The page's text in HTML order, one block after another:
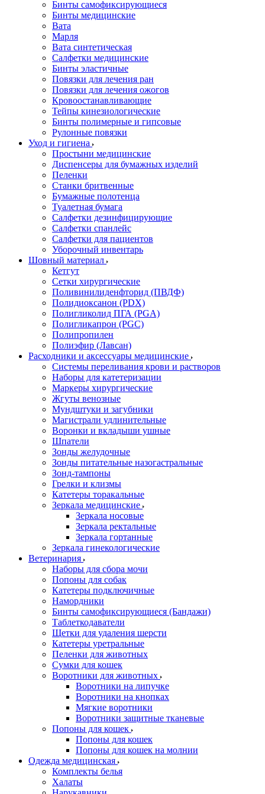
Бинты самофиксирующиеся
Бинты медицинские
Вата
Марля
Вата синтетическая
Салфетки медицинские
Бинты эластичные
Повязки для лечения ран
Повязки для лечения ожогов
Кровоостанавливающие
Тейпы кинезиологические
Бинты полимерные и гипсовые
Рулонные повязки
Уход и гигиена
Простыни медицинские
Диспенсеры для бумажных изделий
Пеленки
Станки бритвенные
Бумажные полотенца
Туалетная бумага
Салфетки дезинфицирующие
Салфетки спанлейс
Салфетки для пациентов
Уборочный инвентарь
Шовный материал
Кетгут
Сетки хирургические
Поливинилиденфторид (ПВДФ)
Полидиоксанон (PDX)
Полигликолид ПГА (PGA)
Полигликапрон (PGC)
Полипропилен
Полиэфир (Лавсан)
Расходники и аксессуары медицинские
Системы переливания крови и растворов
Наборы для катетеризации
Маркеры хирургические
Жгуты венозные
Мундштуки и загубники
Магистрали удлинительные
Воронки и вкладыши ушные
Шпатели
Зонды желудочные
Зонды питательные назогастральные
Зонд-тампоны
Грелки и клизмы
Катетеры торакальные
Зеркала медицинские
Зеркала носовые
Зеркала ректальные
Зеркала гортанные
Зеркала гинекологические
Ветеринария
Наборы для сбора мочи
Попоны для собак
Катетеры подключичные
Намордники
Бинты самофиксирующиеся (Бандажи)
Таблеткодаватели
Щетки для удаления шерсти
Катетеры уретральные
Пеленки для животных
Сумки для кошек
Воротники для животных
Воротники на липучке
Воротники на кнопках
Мягкие воротники
Воротники защитные тканевые
Попоны для кошек
Попоны для кошек
Попоны для кошек на молнии
Одежда медицинская
Комплекты белья
Халаты